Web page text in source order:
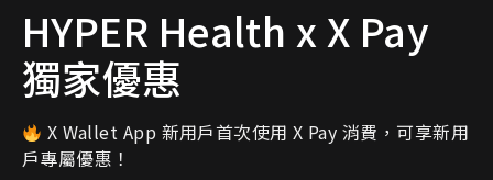
HYPER Health x X Pay
獨家優惠
X Wallet App 新用戶首次使用 X Pay 消費，可享新用
戶專屬優惠！